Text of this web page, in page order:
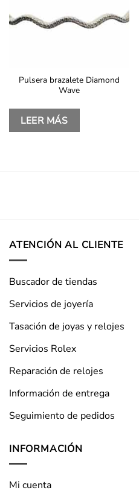
Pulsera brazalete Diamond
Wave
LEER MÁS
ATENCIÓN AL CLIENTE
Buscador de tiendas
Servicios de joyería
Tasación de joyas y relojes
Servicios Rolex
Reparación de relojes
Información de entrega
Seguimiento de pedidos
INFORMACIÓN
Mi cuenta